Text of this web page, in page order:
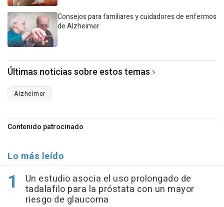
Consejos para familiares y cuidadores de enfermos
de Alzheimer
Últimas noticias sobre estos temas
Alzheimer
Contenido patrocinado
Lo más leído
Un estudio asocia el uso prolongado de
tadalafilo para la próstata con un mayor
riesgo de glaucoma